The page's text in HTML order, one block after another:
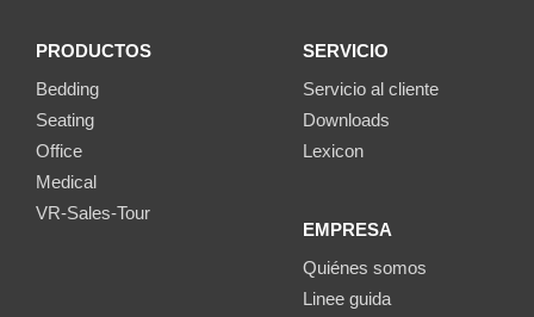
PRODUCTOS
Bedding
Seating
Office
Medical
VR-Sales-Tour
SERVICIO
Servicio al cliente
Downloads
Lexicon
EMPRESA
Quiénes somos
Linee guida